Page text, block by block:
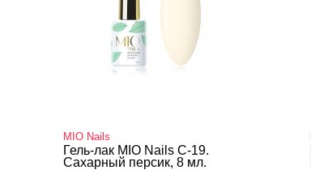
MIO Nails
Гель-лак MIO Nails C-19.
Сахарный персик, 8 мл.